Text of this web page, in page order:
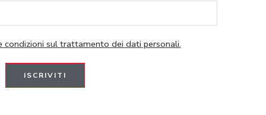
sul trattamento dei dati personali.